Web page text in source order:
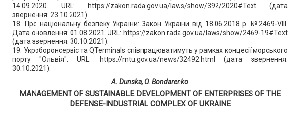
14.09.2020. URL: https://zakon.rada.gov.ua/laws/show/392/2020#Text (дата
звернення: 23.10.2021).
18. Про національну безпеку України: Закон України від 18.06.2018 р. №2469-VIII.
Дата оновлення: 01.08.2021. URL: https://zakon.rada.gov.ua/laws/show/2469-19#Text
(дата звернення: 30.10.2021).
19. Укроборонсервіс та QTerminals співпрацюватимуть у рамках концесії морського
порту "Ольвія". URL: https://mtu.gov.ua/news/32492.html (дата звернення:
30.10.2021).
A. Dunska, O. Bondarenko
MANAGEMENT OF SUSTAINABLE DEVELOPMENT OF ENTERPRISES OF THE
DEFENSE-INDUSTRIAL COMPLEX OF UKRAINE